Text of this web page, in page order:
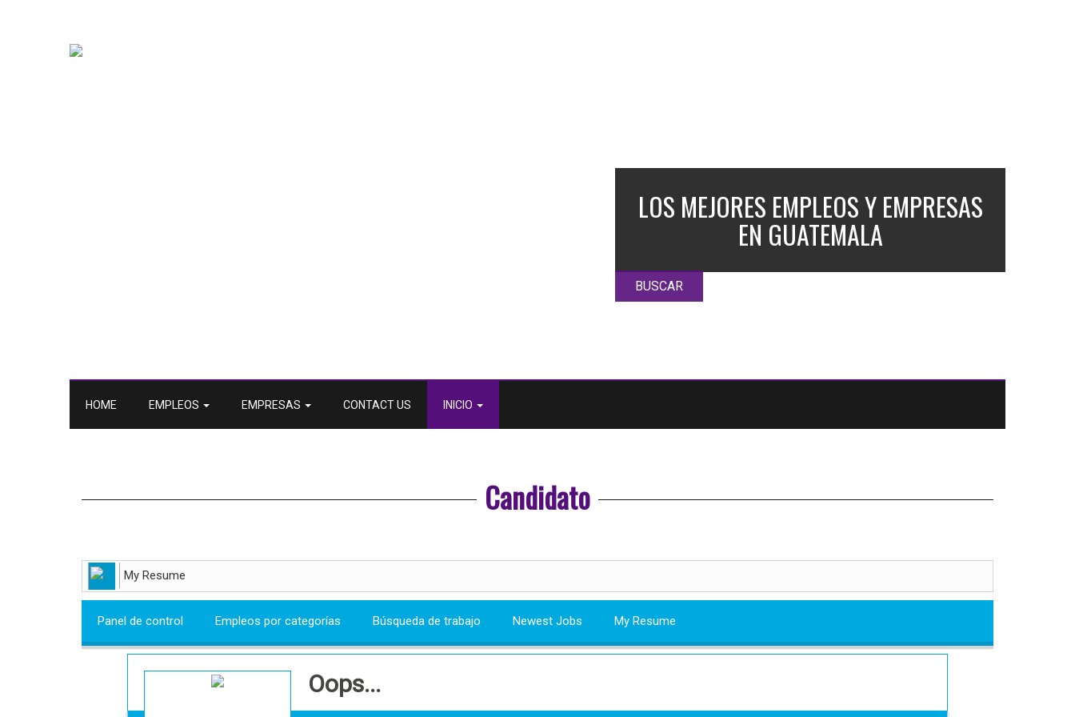
LOS MEJORES EMPLEOS Y EMPRESAS
EN GUATEMALA
BUSCAR
HOME EMPLEOS EMPRESAS CONTACT US INICIO
Candidato
My Resume
Panel de control Empleos por categorías Búsqueda de trabajo Newest Jobs My Resume
Oops...